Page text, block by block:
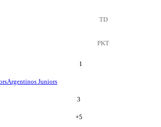
TD
PKT
1
Argentinos Juniors
3
+5